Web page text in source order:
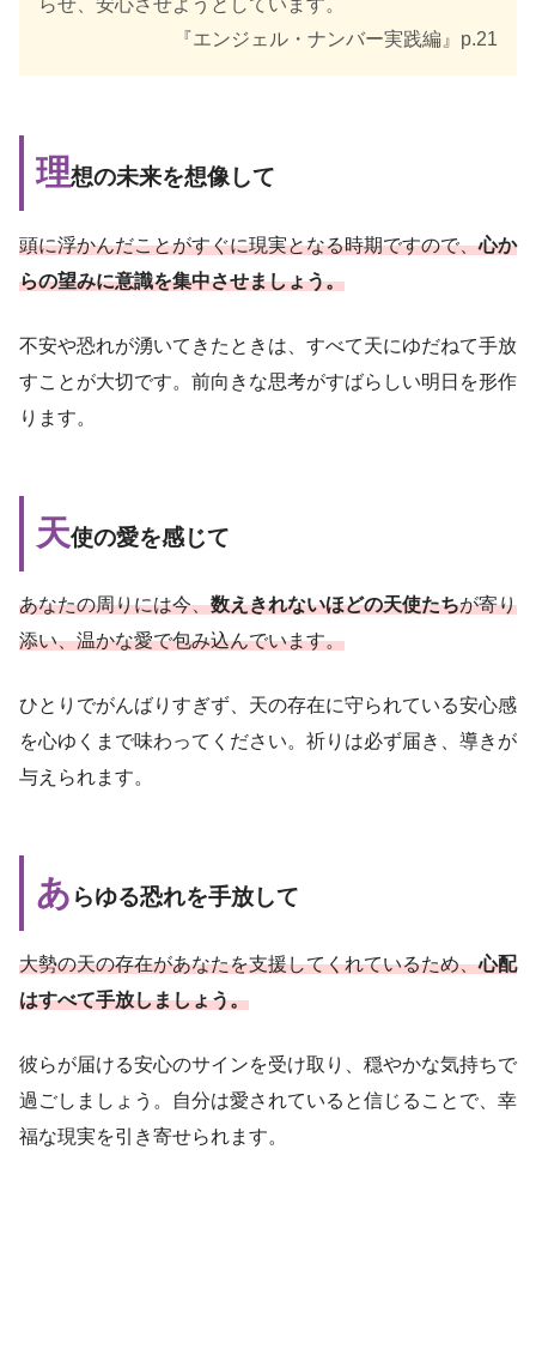
らせ、安心させようとしています。
『エンジェル・ナンバー実践編』p.21
理想の未来を想像して
頭に浮かんだことがすぐに現実となる時期ですので、心か
らの望みに意識を集中させましょう。
不安や恐れが湧いてきたときは、すべて天にゆだねて手放
すことが大切です。前向きな思考がすばらしい明日を形作
ります。
天使の愛を感じて
あなたの周りには今、数えきれないほどの天使たちが寄り
添い、温かな愛で包み込んでいます。
ひとりでがんばりすぎず、天の存在に守られている安心感
を心ゆくまで味わってください。祈りは必ず届き、導きが
与えられます。
あ らゆる恐れを手放して
大勢の天の存在があなたを支援してくれているため、心配
はすべて手放しましょう。
彼らが届ける安心のサインを受け取り、穏やかな気持ちで
過ごしましょう。自分は愛されていると信じることで、幸
福な現実を引き寄せられます。